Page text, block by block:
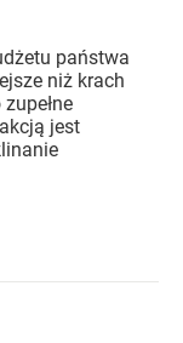
państwa
niż krach
jest